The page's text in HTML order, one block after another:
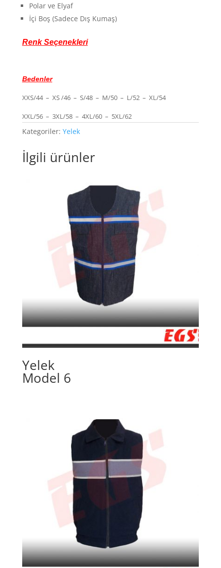
Polar ve Elyaf
İçi Boş (Sadece Dış Kumaş)
Renk Seçenekleri
Bedenler
XXS/44 – XS /46 – S/48 – M/50 – L/52 – XL/54
XXL/56 – 3XL/58 – 4XL/60 – 5XL/62
Kategoriler: Yelek
İlgili ürünler
Yelek
Model 6